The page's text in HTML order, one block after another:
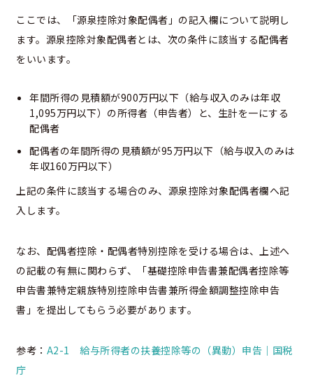
ここでは、「源泉控除対象配偶者」の記入欄について説明し
ます。源泉控除対象配偶者とは、次の条件に該当する配偶者
をいいます。
年間所得の見積額が900万円以下（給与収入のみは年収
1,095万円以下）の所得者（申告者）と、生計を一にする
配偶者
配偶者の年間所得の見積額が95万円以下（給与収入のみは
年収160万円以下）
上記の条件に該当する場合のみ、源泉控除対象配偶者欄へ記
入します。
なお、配偶者控除・配偶者特別控除を受ける場合は、上述へ
の記載の有無に関わらず、「基礎控除申告書兼配偶者控除等
申告書兼特定親族特別控除申告書兼所得金額調整控除申告
書」を提出してもらう必要があります。
参考： A2-1 給与所得者の扶養控除等の（異動）申告｜国税
庁